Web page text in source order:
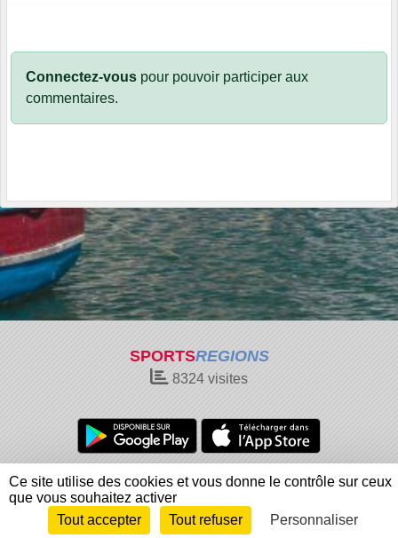
Connectez-vous pour pouvoir participer aux
commentaires.
SPORTSREGIONS
8324 visites
Charte cookies
Gestion des cookies
Informations légales
Signaler un contenu inapproprié
Envie de participer ?
Connexion
Ce site utilise des cookies et vous donne le contrôle sur ceux
que vous souhaitez activer
Tout accepter
Tout refuser Personnaliser